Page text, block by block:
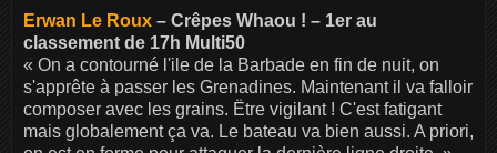
Erwan Le Roux – Crêpes Whaou ! – 1er au
classement de 17h Multi50
« On a contourné l'ile de la Barbade en fin de nuit, on
s'apprête à passer les Grenadines. Maintenant il va falloir
composer avec les grains. Ëtre vigilant ! C'est fatigant
mais globalement ça va. Le bateau va bien aussi. A priori,